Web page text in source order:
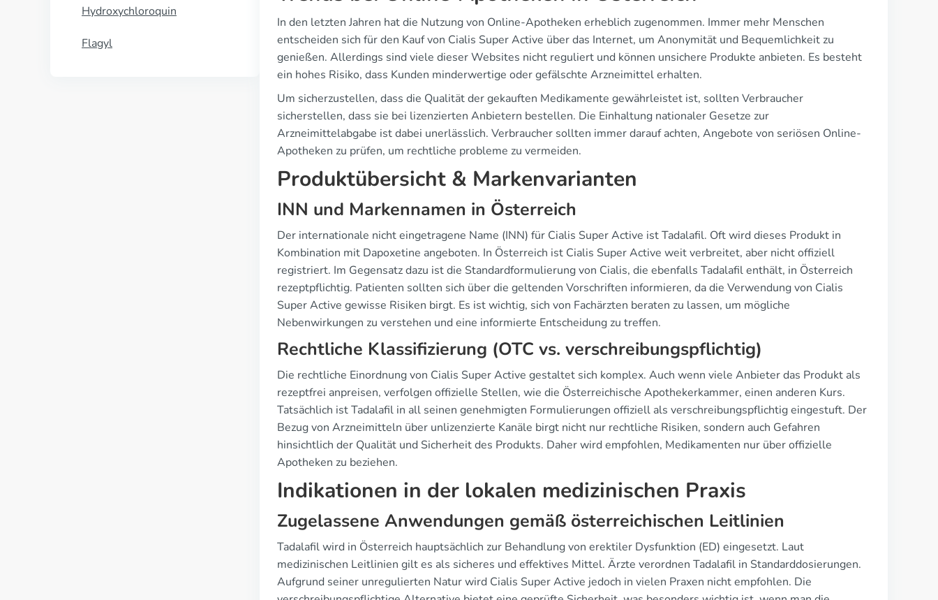
Hydroxychloroquin
Flagyl
In den letzten Jahren hat die Nutzung von Online-Apotheken erheblich zugenommen. Immer mehr Menschen
entscheiden sich für den Kauf von Cialis Super Active über das Internet, um Anonymität und Bequemlichkeit zu
genießen. Allerdings sind viele dieser Websites nicht reguliert und können unsichere Produkte anbieten. Es besteht
ein hohes Risiko, dass Kunden minderwertige oder gefälschte Arzneimittel erhalten.
Um sicherzustellen, dass die Qualität der gekauften Medikamente gewährleistet ist, sollten Verbraucher
sicherstellen, dass sie bei lizenzierten Anbietern bestellen. Die Einhaltung nationaler Gesetze zur
Arzneimittelabgabe ist dabei unerlässlich. Verbraucher sollten immer darauf achten, Angebote von seriösen Online-
Apotheken zu prüfen, um rechtliche probleme zu vermeiden.
Produktübersicht & Markenvarianten
INN und Markennamen in Österreich
Der internationale nicht eingetragene Name (INN) für Cialis Super Active ist Tadalafil. Oft wird dieses Produkt in
Kombination mit Dapoxetine angeboten. In Österreich ist Cialis Super Active weit verbreitet, aber nicht offiziell
registriert. Im Gegensatz dazu ist die Standardformulierung von Cialis, die ebenfalls Tadalafil enthält, in Österreich
rezeptpflichtig. Patienten sollten sich über die geltenden Vorschriften informieren, da die Verwendung von Cialis
Super Active gewisse Risiken birgt. Es ist wichtig, sich von Fachärzten beraten zu lassen, um mögliche
Nebenwirkungen zu verstehen und eine informierte Entscheidung zu treffen.
Rechtliche Klassifizierung (OTC vs. verschreibungspflichtig)
Die rechtliche Einordnung von Cialis Super Active gestaltet sich komplex. Auch wenn viele Anbieter das Produkt als
rezeptfrei anpreisen, verfolgen offizielle Stellen, wie die Österreichische Apothekerkammer, einen anderen Kurs.
Tatsächlich ist Tadalafil in all seinen genehmigten Formulierungen offiziell als verschreibungspflichtig eingestuft. Der
Bezug von Arzneimitteln über unlizenzierte Kanäle birgt nicht nur rechtliche Risiken, sondern auch Gefahren
hinsichtlich der Qualität und Sicherheit des Produkts. Daher wird empfohlen, Medikamenten nur über offizielle
Apotheken zu beziehen.
Indikationen in der lokalen medizinischen Praxis
Zugelassene Anwendungen gemäß österreichischen Leitlinien
Tadalafil wird in Österreich hauptsächlich zur Behandlung von erektiler Dysfunktion (ED) eingesetzt. Laut
medizinischen Leitlinien gilt es als sicheres und effektives Mittel. Ärzte verordnen Tadalafil in Standarddosierungen.
Aufgrund seiner unregulierten Natur wird Cialis Super Active jedoch in vielen Praxen nicht empfohlen. Die